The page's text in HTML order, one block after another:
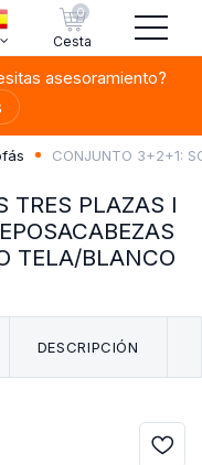
0
Cesta
asesoramiento?
CONJUNTO 3+2+1:
TRES PLAZAS I
TELA/BLANCO
DESCRIPCIÓN